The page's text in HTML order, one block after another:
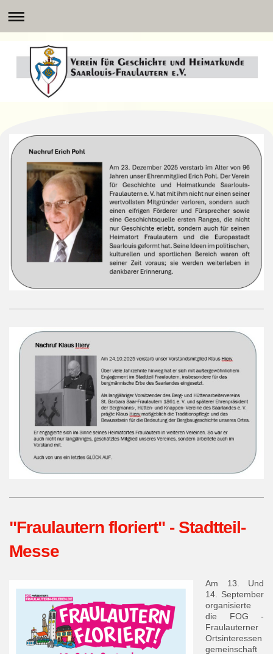
"Fraulautern floriert" - Stadtteil-
Messe
Am 13. Und
14. September
organisierte
die FOG -
Fraulauterner
Ortsinteressen
gemeinschaft